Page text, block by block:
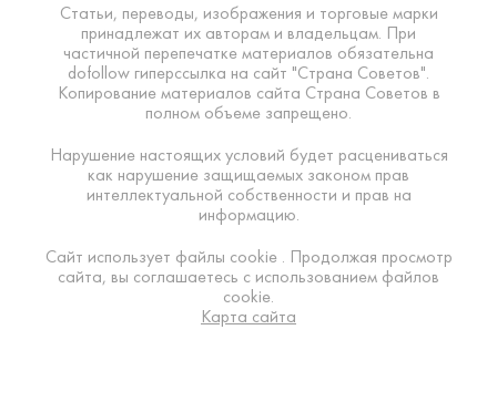
Статьи, переводы, изображения и торговые марки
принадлежат их авторам и владельцам. При
частичной перепечатке материалов обязательна
dofollow гиперссылка на сайт "Страна Советов".
Копирование материалов сайта Страна Советов в
полном объеме запрещено.
Нарушение настоящих условий будет расцениваться
как нарушение защищаемых законом прав
интеллектуальной собственности и прав на
информацию.
Сайт использует файлы cookie . Продолжая просмотр
сайта, вы соглашаетесь с использованием файлов
cookie.
Карта сайта